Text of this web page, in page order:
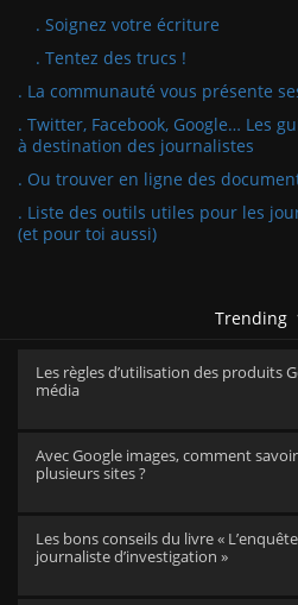
. Soignez votre écriture
. Tentez des trucs !
. La communauté vous présente
. Twitter, Facebook, Google… Les
à destination des journalistes
. Ou trouver en ligne des
. Liste des outils utiles pour les
(et pour toi aussi)
Trending
Les règles d’utilisation des produits
média
Avec Google images, comment
plusieurs sites ?
Les bons conseils du livre «
journaliste d’investigation »